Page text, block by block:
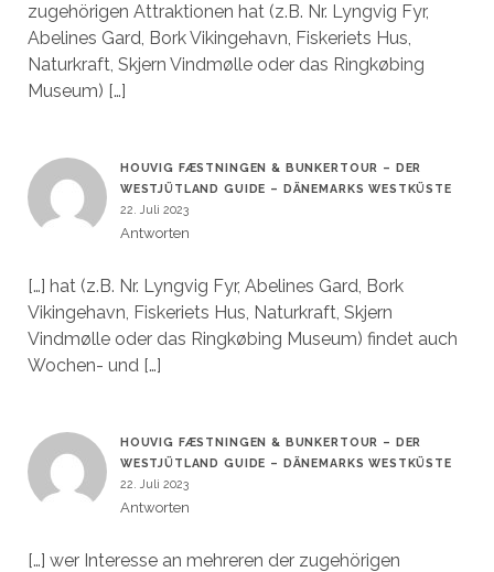
zugehörigen Attraktionen hat (z.B. Nr. Lyngvig Fyr,
Abelines Gard, Bork Vikingehavn, Fiskeriets Hus,
Naturkraft, Skjern Vindmølle oder das Ringkøbing
Museum) […]
HOUVIG FÆSTNINGEN & BUNKERTOUR – DER
WESTJÜTLAND GUIDE – DÄNEMARKS WESTKÜSTE
22. Juli 2023
Antworten
[…] hat (z.B. Nr. Lyngvig Fyr, Abelines Gard, Bork
Vikingehavn, Fiskeriets Hus, Naturkraft, Skjern
Vindmølle oder das Ringkøbing Museum) findet auch
Wochen- und […]
HOUVIG FÆSTNINGEN & BUNKERTOUR – DER
WESTJÜTLAND GUIDE – DÄNEMARKS WESTKÜSTE
22. Juli 2023
Antworten
[…] wer Interesse an mehreren der zugehörigen